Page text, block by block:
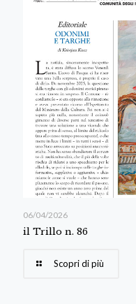
06/04/2026
il Trillo n. 86
Scopri di più